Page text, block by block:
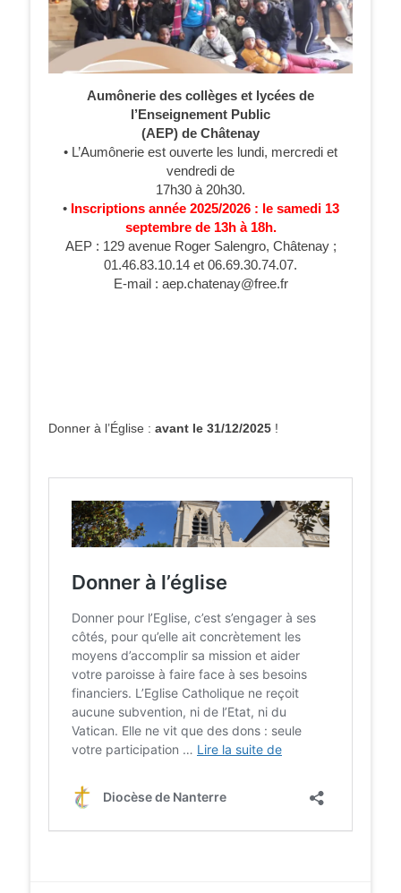
Aumônerie des collèges et lycées de
l’Enseignement Public
(AEP) de Châtenay
• L’Aumônerie est ouverte les lundi, mercredi et
vendredi de
17h30 à 20h30.
• Inscriptions année 2025/2026 : le samedi 13
septembre de 13h à 18h.
AEP : 129 avenue Roger Salengro, Châtenay ;
01.46.83.10.14 et 06.69.30.74.07.
E-mail : aep.chatenay@free.fr
Donner à l’Église : avant le 31/12/2025 !